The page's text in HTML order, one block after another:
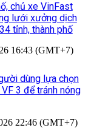
chủ xe VinFast
lưới xưởng dịch
tỉnh, thành phố
16:43 (GMT+7)
dùng lựa chọn
3 để tránh nóng
22:46 (GMT+7)